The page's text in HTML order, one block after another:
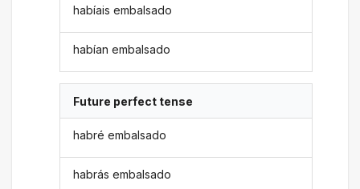
habíais embalsado
habían embalsado
Future perfect tense
habré embalsado
habrás embalsado